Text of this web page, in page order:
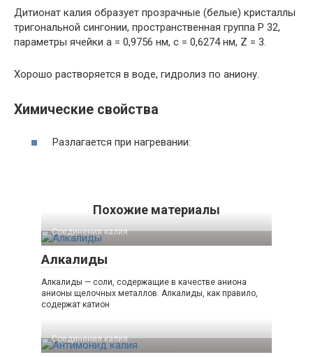
Дитионат калия образует прозрачные (белые) кристаллы
тригональной сингонии, пространственная группа P 32,
параметры ячейки a = 0,9756 нм, c = 0,6274 нм, Z = 3.
Хорошо растворяется в воде, гидролиз по аниону.
Химические свойства
Разлагается при нагревании:
Похожие материалы
Соединения калия‎
Алкалиды
Алкалиды — соли, содержащие в качестве аниона
анионы щелочных металлов. Алкалиды, как правило,
содержат катион
Соединения калия‎